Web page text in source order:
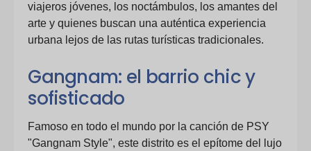
viajeros jóvenes, los noctámbulos, los amantes del
arte y quienes buscan una auténtica experiencia
urbana lejos de las rutas turísticas tradicionales.
Gangnam: el barrio chic y
sofisticado
Famoso en todo el mundo por la canción de PSY
"Gangnam Style", este distrito es el epítome del lujo